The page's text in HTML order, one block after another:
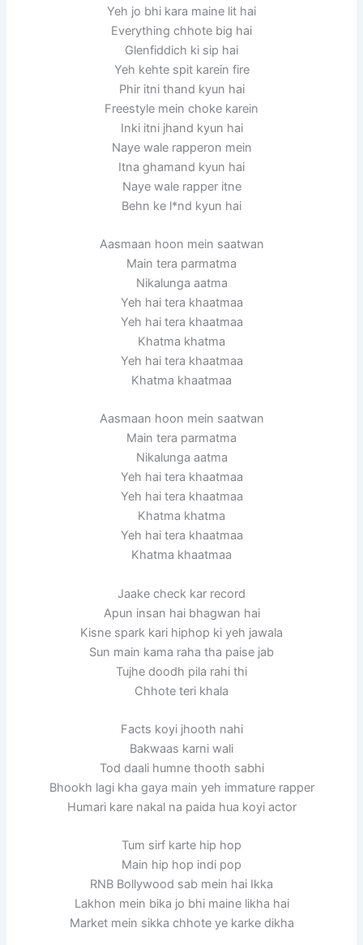
Yeh jo bhi kara maine lit hai
Everything chhote big hai
Glenfiddich ki sip hai
Yeh kehte spit karein fire
Phir itni thand kyun hai
Freestyle mein choke karein
Inki itni jhand kyun hai
Naye wale rapperon mein
Itna ghamand kyun hai
Naye wale rapper itne
Behn ke l*nd kyun hai
Aasmaan hoon mein saatwan
Main tera parmatma
Nikalunga aatma
Yeh hai tera khaatmaa
Yeh hai tera khaatmaa
Khatma khatma
Yeh hai tera khaatmaa
Khatma khaatmaa
Aasmaan hoon mein saatwan
Main tera parmatma
Nikalunga aatma
Yeh hai tera khaatmaa
Yeh hai tera khaatmaa
Khatma khatma
Yeh hai tera khaatmaa
Khatma khaatmaa
Jaake check kar record
Apun insan hai bhagwan hai
Kisne spark kari hiphop ki yeh jawala
Sun main kama raha tha paise jab
Tujhe doodh pila rahi thi
Chhote teri khala
Facts koyi jhooth nahi
Bakwaas karni wali
Tod daali humne thooth sabhi
Bhookh lagi kha gaya main yeh immature rapper
Humari kare nakal na paida hua koyi actor
Tum sirf karte hip hop
Main hip hop indi pop
RNB Bollywood sab mein hai Ikka
Lakhon mein bika jo bhi maine likha hai
Market mein sikka chhote ye karke dikha